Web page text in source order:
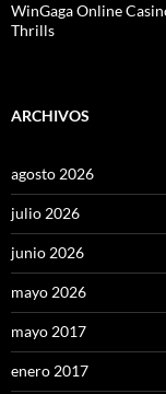
WinGaga Online
Thrills
ARCHIVOS
agosto 2026
julio 2026
junio 2026
mayo 2026
mayo 2017
enero 2017